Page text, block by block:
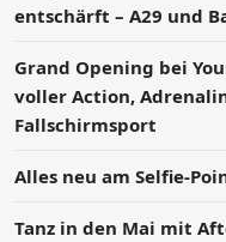
entschärft – A29 und
Grand Opening bei
voller Action,
Fallschirmsport
Alles neu am Selfie-
Tanz in den Mai mit